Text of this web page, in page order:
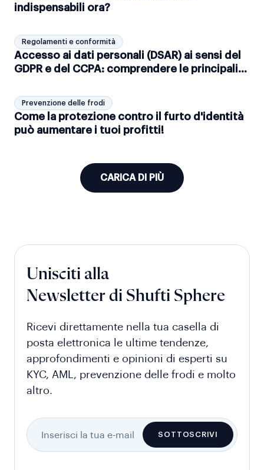
indispensabili ora?
Regolamenti e conformità
Accesso ai dati personali (DSAR) ai sensi del
GDPR e del CCPA: comprendere le principali
Prevenzione delle frodi
Come la protezione contro il furto d'identità
può aumentare i tuoi profitti!
CARICA DI PIÙ
Unisciti alla
Newsletter di Shufti Sphere
Ricevi direttamente nella tua casella di
posta elettronica le ultime tendenze,
approfondimenti e opinioni di esperti su
KYC, AML, prevenzione delle frodi e molto
altro.